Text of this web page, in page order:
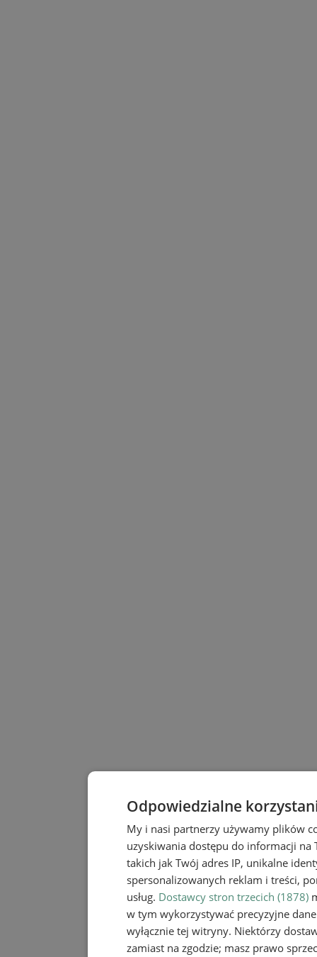
Odpowiedzialne
My i nasi partnerzy używamy plików
uzyskiwania dostępu do informacji
takich jak Twój adres IP, unikalne
spersonalizowanych reklam i treści,
usług. Dostawcy stron trzecich (1878)
w tym wykorzystywać precyzyjne
wyłącznie tej witryny. Niektórzy
zamiast na zgodzie; masz prawo